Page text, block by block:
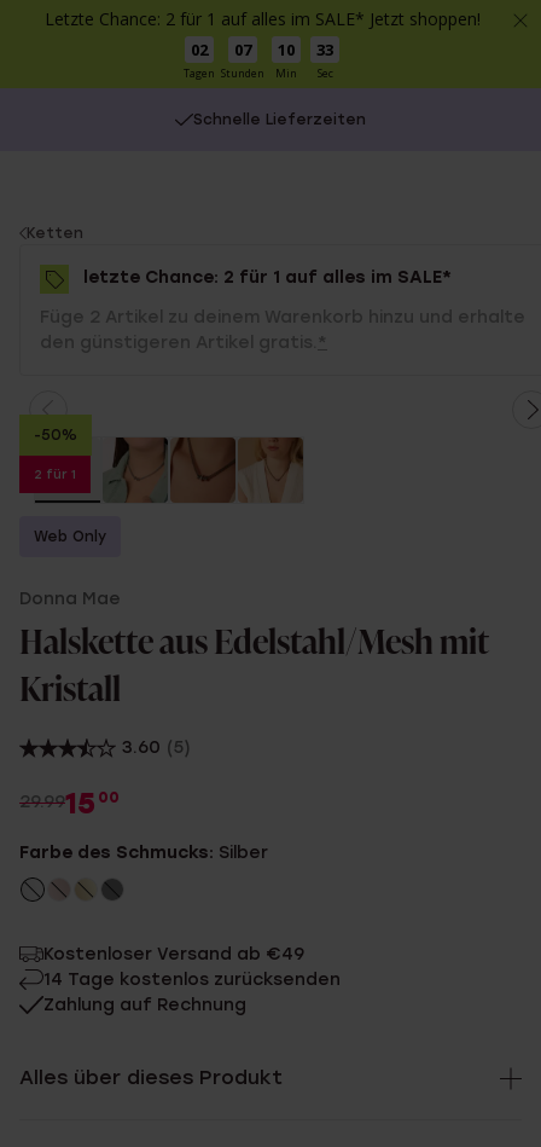
Letzte Chance: 2 für 1 auf alles im SALE* Jetzt shoppen!
02
Tagen
07
Stunden
10
Min
33
Sec
Schnelle Lieferzeiten
You
are
here:
Ketten
letzte Chance: 2 für 1 auf alles im SALE*
Füge 2 Artikel zu deinem Warenkorb hinzu und erhalte
den günstigeren Artikel gratis. *
-50%
2 für 1
Web Only
Donna Mae
Halskette aus Edelstahl/Mesh mit
Kristall
3.60 (5)
29.9915 00
Farbe des Schmucks: Silber
Kostenloser Versand ab €49
14 Tage kostenlos zurücksenden
Zahlung auf Rechnung
Alles über dieses Produkt